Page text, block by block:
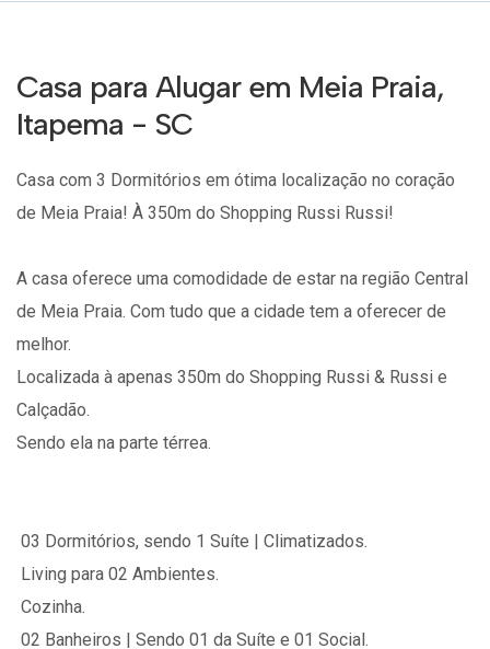
Casa para Alugar em Meia Praia,
Itapema - SC
Casa com 3 Dormitórios em ótima localização no coração
de Meia Praia! À 350m do Shopping Russi Russi!
A casa oferece uma comodidade de estar na região Central
de Meia Praia. Com tudo que a cidade tem a oferecer de
melhor.
Localizada à apenas 350m do Shopping Russi & Russi e
Calçadão.
Sendo ela na parte térrea.
 03 Dormitórios, sendo 1 Suíte | Climatizados.
 Living para 02 Ambientes.
 Cozinha.
 02 Banheiros | Sendo 01 da Suíte e 01 Social.